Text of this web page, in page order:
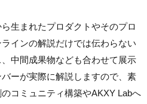
生まれたプロダクトやそのプロ
インの解説だけでは伝わらない
中間成果物なども合わせて展示
ーが実際に解説しますので、素
コミュニティ構築やAKXY Labへ